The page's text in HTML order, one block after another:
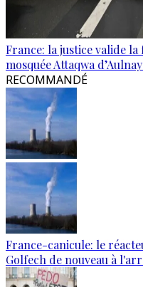
France: la justice valide
mosquée Attaqwa
RECOMMANDÉ
France-canicule: le
Golfech de nouveau à